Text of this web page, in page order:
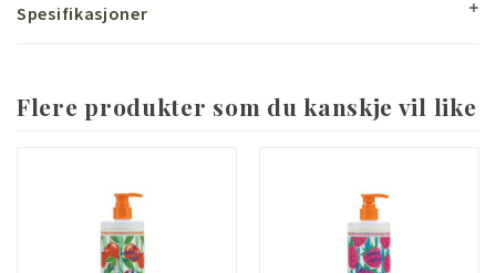
Spesifikasjoner
Flere produkter som du kanskje vil like